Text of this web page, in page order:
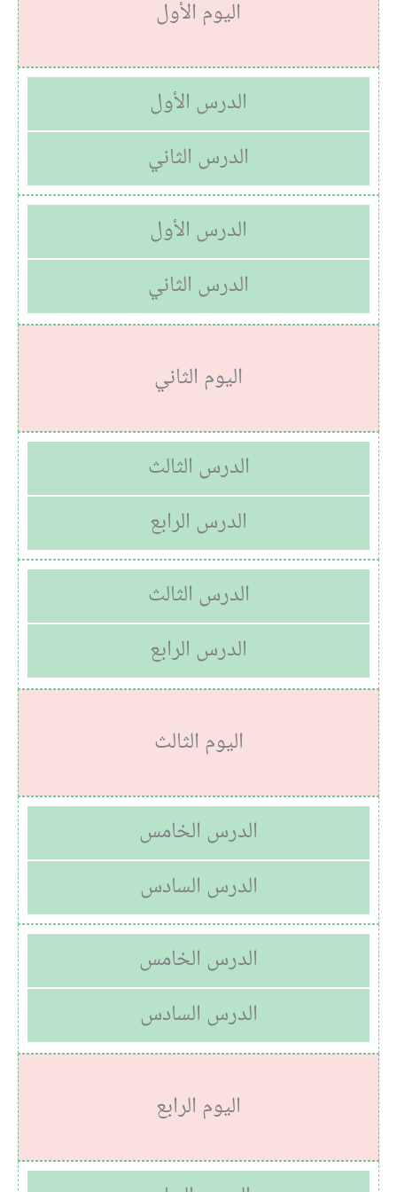
اليوم الأول
الدرس الأول
الدرس الثاني
الدرس الأول
الدرس الثاني
اليوم الثاني
الدرس الثالث
الدرس الرابع
الدرس الثالث
الدرس الرابع
اليوم الثالث
الدرس الخامس
الدرس السادس
الدرس الخامس
الدرس السادس
اليوم الرابع